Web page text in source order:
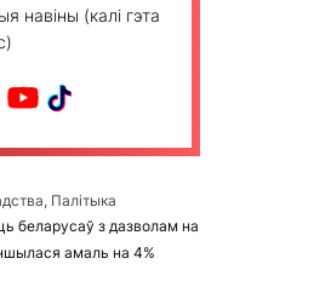
навіны (калі гэта
Палітыка
беларусаў з дазволам на
амаль на 4%